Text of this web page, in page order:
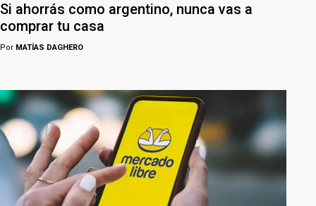
Si ahorrás como argentino, nunca vas a
comprar tu casa
Por MATÍAS DAGHERO